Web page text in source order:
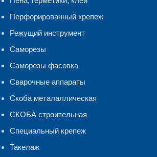
Перфорированный крепеж
Режущий инструмент
Саморезы
Саморезы фасовка
Сварочные аппараты
Скоба металаллическая
СКОБА строительная
Специальный крепеж
Такелаж